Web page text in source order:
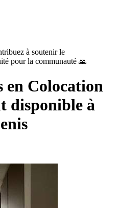
à soutenir le
pour la communauté 🙏
en Colocation
disponible à